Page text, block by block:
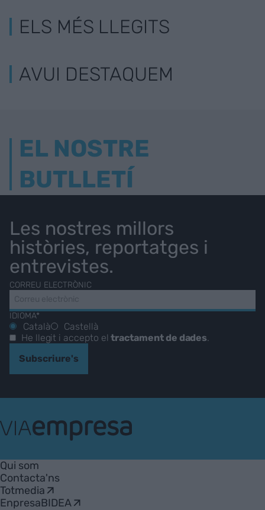
ELS MÉS LLEGITS
AVUI DESTAQUEM
EL NOSTRE
BUTLLETÍ
Les nostres millors
històries, reportatges i
entrevistes.
CORREU ELECTRÒNIC
IDIOMA*
Català
Castellà
He llegit i accepto eltractament de dades
Subscriure's
Empresa
Qui som
Contacta'ns
Totmedia
EnpresaBIDEA